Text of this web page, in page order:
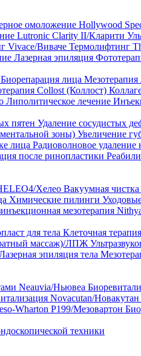
омоложение Hollywood
Lutronic Clarity II/Кларити
Vivace/Виваче Термолифтинг
Лазерная эпиляция
Биорепарация лица Мезотерапия
Collost (Коллост)
Липолитическое лечение
пятен Удаление сосудистых
зоны) Увеличение
лица Радиоволновое удаление
после ринопластики
Хелео Вакуумная
Химические пилинги
мезотерапия
для тела Клеточная
массаж)/ЛПЖ
эпиляция тела
Neauvia/Ньювеа
Novacutan/Новакутан
Wharton P199/Мезовартон
техники